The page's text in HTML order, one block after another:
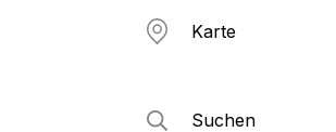
Karte
Suchen